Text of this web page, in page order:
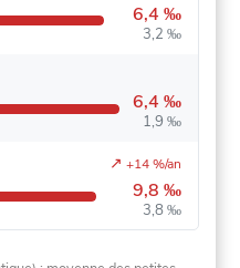
6,4 ‰
3,2 ‰
6,4 ‰
1,9 ‰
9,8 ‰
3,8 ‰
↗ +14 %/an